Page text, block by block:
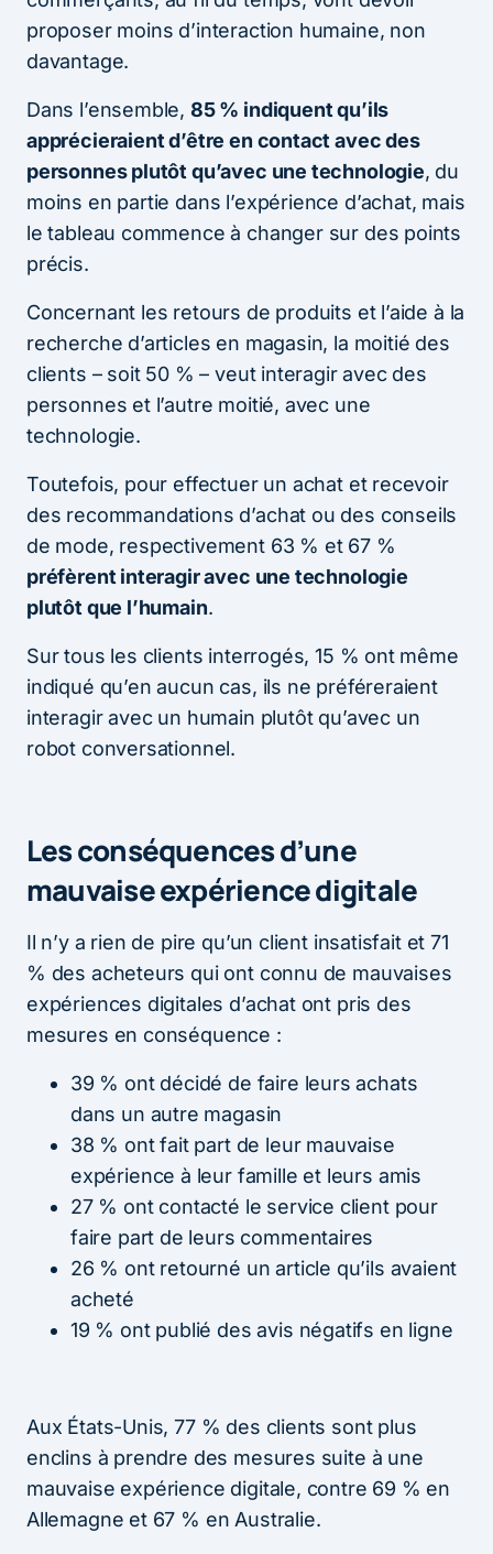
proposer moins d’interaction humaine, non
davantage.
Dans l’ensemble, 85 % indiquent qu’ils
apprécieraient d’être en contact avec des
personnes plutôt qu’avec une technologie, du
moins en partie dans l’expérience d’achat, mais
le tableau commence à changer sur des points
précis.
Concernant les retours de produits et l’aide à la
recherche d’articles en magasin, la moitié des
clients – soit 50 % – veut interagir avec des
personnes et l’autre moitié, avec une
technologie.
Toutefois, pour effectuer un achat et recevoir
des recommandations d’achat ou des conseils
de mode, respectivement 63 % et 67 %
préfèrent interagir avec une technologie
plutôt que l’humain.
Sur tous les clients interrogés, 15 % ont même
indiqué qu’en aucun cas, ils ne préféreraient
interagir avec un humain plutôt qu’avec un
robot conversationnel.
Les conséquences d’une
mauvaise expérience digitale
Il n’y a rien de pire qu’un client insatisfait et 71
% des acheteurs qui ont connu de mauvaises
expériences digitales d’achat ont pris des
mesures en conséquence :
39 % ont décidé de faire leurs achats
dans un autre magasin
38 % ont fait part de leur mauvaise
expérience à leur famille et leurs amis
27 % ont contacté le service client pour
faire part de leurs commentaires
26 % ont retourné un article qu’ils avaient
acheté
19 % ont publié des avis négatifs en ligne
Aux États-Unis, 77 % des clients sont plus
enclins à prendre des mesures suite à une
mauvaise expérience digitale, contre 69 % en
Allemagne et 67 % en Australie.